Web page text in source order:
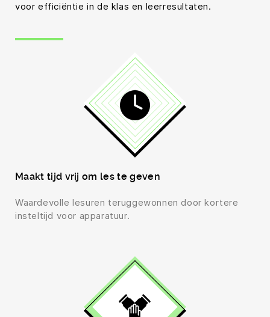
voor efficiëntie in de klas en leerresultaten.
Maakt tijd vrij om les te geven
Waardevolle lesuren teruggewonnen door kortere
insteltijd voor apparatuur.